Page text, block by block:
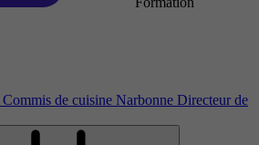
Commis de cuisine Narbonne Directeur de